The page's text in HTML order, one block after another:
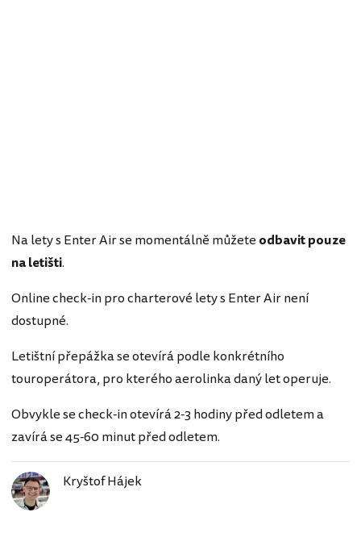
Na lety s Enter Air se momentálně můžete odbavit pouze
na letišti.
Online check-in pro charterové lety s Enter Air není
dostupné.
Letištní přepážka se otevírá podle konkrétního
touroperátora, pro kterého aerolinka daný let operuje.
Obvykle se check-in otevírá 2-3 hodiny před odletem a
zavírá se 45-60 minut před odletem.
Kryštof Hájek